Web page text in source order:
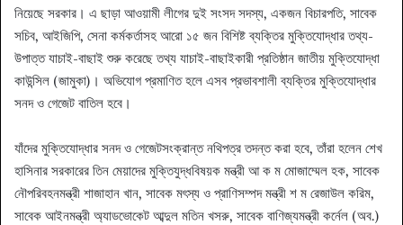
নিয়েছে সরকার। এ ছাড়া আওয়ামী লীগের দুই সংসদ সদস্য, একজন বিচারপতি, সাবেক
সচিব, আইজিপি, সেনা কর্মকর্তাসহ আরো ১৫ জন বিশিষ্ট ব্যক্তির মুক্তিযোদ্ধার তথ্য-
উপাত্ত যাচাই-বাছাই শুরু করেছে তথ্য যাচাই-বাছাইকারী প্রতিষ্ঠান জাতীয় মুক্তিযোদ্ধা
কাউন্সিল (জামুকা)। অভিযোগ প্রমাণিত হলে এসব প্রভাবশালী ব্যক্তির মুক্তিযোদ্ধার
সনদ ও গেজেট বাতিল হবে।
যাঁদের মুক্তিযোদ্ধার সনদ ও গেজেটসংক্রান্ত নথিপত্র তদন্ত করা হবে, তাঁরা হলেন শেখ
হাসিনার সরকারের তিন মেয়াদের মুক্তিযুদ্ধবিষয়ক মন্ত্রী আ ক ম মোজাম্মেল হক, সাবেক
নৌপরিবহনমন্ত্রী শাজাহান খান, সাবেক মৎস্য ও প্রাণিসম্পদ মন্ত্রী শ ম রেজাউল করিম,
সাবেক আইনমন্ত্রী অ্যাডভোকেট আব্দুল মতিন খসরু, সাবেক বাণিজ্যমন্ত্রী কর্নেল (অব.)